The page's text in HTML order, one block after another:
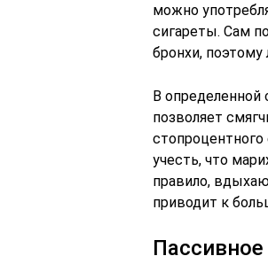
можно
сигареты. Сам
бронхи,
В определенной
позволяет
учесть, что
правило,
приводит к
Пассивное